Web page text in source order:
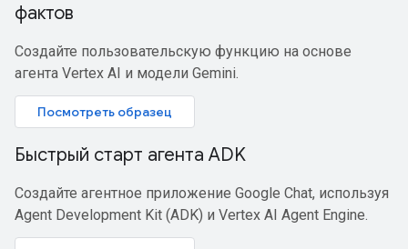
фактов
Создайте пользовательскую функцию на основе
агента Vertex AI и модели Gemini.
Посмотреть образец
Быстрый старт агента ADK
Создайте агентное приложение Google Chat, используя
Agent Development Kit (ADK) и Vertex AI Agent Engine.